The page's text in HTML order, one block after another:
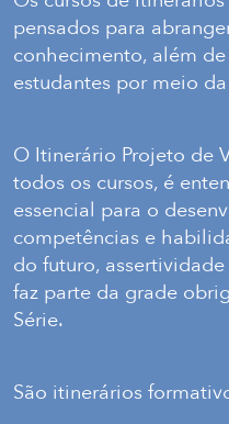
pensados para
conhecimento, além
estudantes por meio
O Itinerário Projeto de
todos os cursos, é
essencial para o
competências e
do futuro,
faz parte da grade
Série.
São itinerários